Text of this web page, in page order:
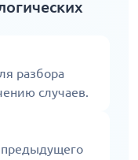
разбора
случаев.
предыдущего